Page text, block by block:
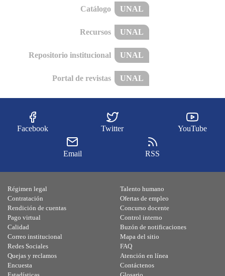
Catálogo UNAL
Recursos UNAL
Repositorio institucional UNAL
Portal de revistas UNAL
Facebook Twitter YouTube
Email RSS
Régimen legal
Contratación
Rendición de cuentas
Pago virtual
Calidad
Talento humano
Ofertas de empleo
Concurso docente
Control interno
Buzón de notificaciones
Correo institucional
Redes Sociales
Quejas y reclamos
Encuesta
Mapa del sitio
FAQ
Atención en línea
Contáctenos